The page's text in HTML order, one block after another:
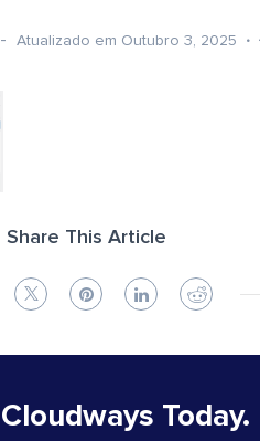
Atualizado em Outubro 3, 2025
Share This Article
Today.